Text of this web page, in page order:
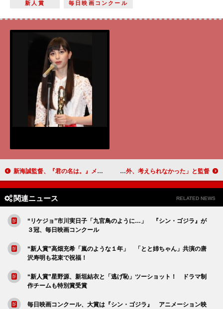
新人賞 毎日映画コンクール
新海誠監督、『君の名は。』メガヒットの理由 「ラインに負けないような…」 のん、主演アニメ“３冠獲得”に笑顔 「のんちゃん以外、考えられなかった」と監督
関連ニュース RELATED NEWS
“リケジョ”市川実日子「九官鳥のように…」 『シン・ゴジラ』が
３冠、毎日映画コンクール
“新人賞”高畑充希「嵐のような１年」 「とと姉ちゃん」共演の唐
沢寿明も花束で祝福！
“新人賞”星野源、新垣結衣と「逃げ恥」ツーショット！ ドラマ制
作チームも特別賞受賞
毎日映画コンクール、大賞は『シン・ゴジラ』 アニメーション映